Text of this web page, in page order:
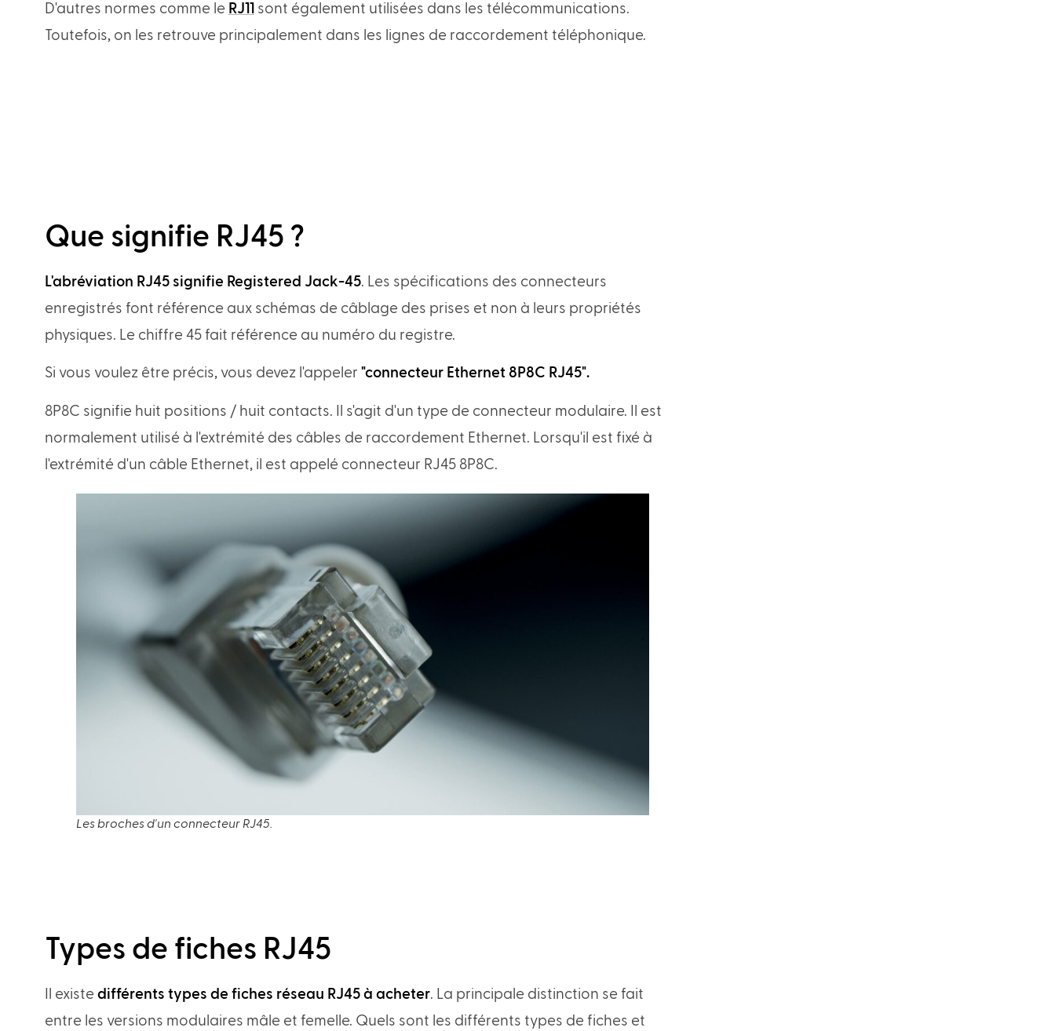
D'autres normes comme le RJ11 sont également utilisées dans les télécommunications.
Toutefois, on les retrouve principalement dans les lignes de raccordement téléphonique.
Que signifie RJ45 ?
L'abréviation RJ45 signifie Registered Jack-45. Les spécifications des connecteurs
enregistrés font référence aux schémas de câblage des prises et non à leurs propriétés
physiques. Le chiffre 45 fait référence au numéro du registre.
Si vous voulez être précis, vous devez l'appeler "connecteur Ethernet 8P8C RJ45".
8P8C signifie huit positions / huit contacts. Il s'agit d'un type de connecteur modulaire. Il est
normalement utilisé à l'extrémité des câbles de raccordement Ethernet. Lorsqu'il est fixé à
l'extrémité d'un câble Ethernet, il est appelé connecteur RJ45 8P8C.
Les broches d'un connecteur RJ45.
Types de fiches RJ45
Il existe différents types de fiches réseau RJ45 à acheter. La principale distinction se fait
entre les versions modulaires mâle et femelle. Quels sont les différents types de fiches et